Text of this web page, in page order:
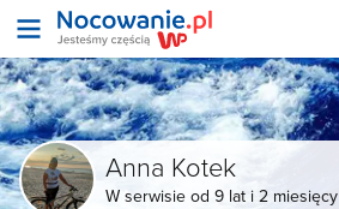
Anna Kotek
W serwisie od 9 lat i 2 miesięcy